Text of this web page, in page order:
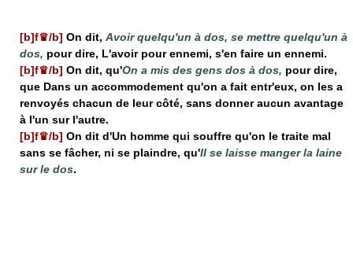
[b]f♛/b] On dit, Avoir quelqu'un à dos, se mettre quelqu'un à
dos, pour dire, L'avoir pour ennemi, s'en faire un ennemi.
[b]f♛/b] On dit, qu'On a mis des gens dos à dos, pour dire,
que Dans un accommodement qu'on a fait entr'eux, on les a
renvoyés chacun de leur côté, sans donner aucun avantage
à l'un sur l'autre.
[b]f♛/b] On dit d'Un homme qui souffre qu'on le traite mal
sans se fâcher, ni se plaindre, qu'Il se laisse manger la laine
sur le dos.